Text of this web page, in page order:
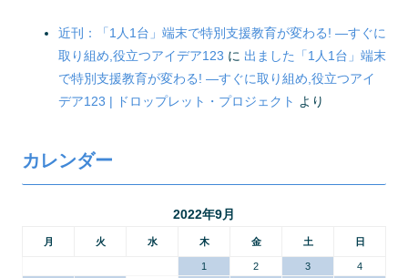
近刊：「1人1台」端末で特別支援教育が変わる! ―すぐに
取り組め,役立つアイデア123 に 出ました「1人1台」端末
で特別支援教育が変わる! ―すぐに取り組め,役立つアイ
デア123 | ドロップレット・プロジェクト より
カレンダー
2022年9月
月 火 水 木 金 土 日
1 2 3
4